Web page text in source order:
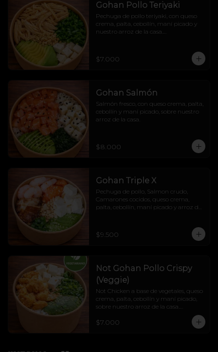
Gohan Pollo Teriyaki
Pechuga de pollo teriyaki, con queso
crema, palta, cebollín, maní picado y
nuestro arroz de la casa.
$7.000
Gohan Salmón
Salmón fresco, con queso crema, palta,
cebollín y maní picado, sobre nuestro
arroz de la casa.
$8.000
Gohan Triple X
Pechuga de pollo, Salmon crudo,
Camarones cocidos, queso crema,
palta, cebollín, maní picado y arroz de
$9.500
Not Gohan Pollo Crispy
(Veggie)
Not Chicken a base de vegetales, queso
crema, palta, cebollín y maní picado,
sobre nuestro arroz de la casa.
sabor.
$7.000